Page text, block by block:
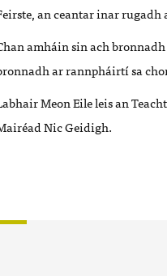
an ceantar inar rugadh
amháin sin ach bronnadh
ar rannpháirtí sa
Meon Eile leis an
Nic Geidigh.